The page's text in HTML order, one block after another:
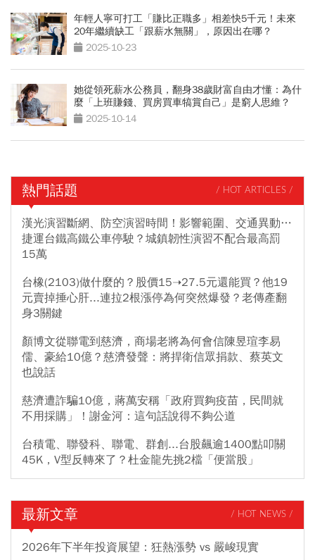
年輕人寧可打工「賺比正職多」相差快5千元！未來
20年繼續缺工「跟薪水無關」，原因出在哪？
2025-10-23
她從領死薪水公務員，翻身38歲財富自由才懂：為什
麼「上班賺錢、買房買車犒賞自己」是窮人思維？
2025-10-14
熱門話題 / HOT ARTICLES /
漢光演習斷網、防空演習時間！影響範圍、交通異動…
捷運台鐵高鐵公車停駛？城鎮韌性演習不配合最高罰
15萬
台橡(2103)做什麼的？股價15➝27.5元還能買？他19
元賣掉捶心肝...連拉2根漲停為何突然爆發？老傳產翻
身3關鍵
顏博文從聯電到慈濟，商場老將為何會信陳昱瑄李易
儒、豪給10億？慈濟發聲：將捍衛信眾捐款、蔡英文
也說話
慈濟遭詐騙10億，蔣萬安稱「政府買夠疫苗，民間就
不用採購」！謝金河：這句話說得不夠公道
台積電、聯發科、聯電、群創...台股飆逾1400點叩關
45K，V型反轉來了？杜金龍先挑2檔「便當股」
最新文章 / HOT NEWS /
2026年下半年投資展望：狂熱漲勢 vs 嚴峻現實